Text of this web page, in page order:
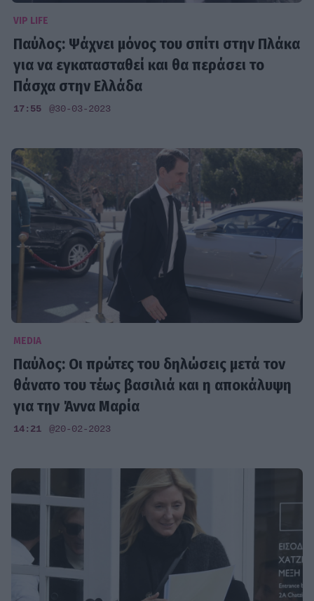
VIP LIFE
Παύλος: Ψάχνει μόνος του σπίτι στην Πλάκα
για να εγκατασταθεί και θα περάσει το
Πάσχα στην Ελλάδα
17:55 @30-03-2023
MEDIA
Παύλος: Οι πρώτες του δηλώσεις μετά τον
θάνατο του τέως βασιλιά και η αποκάλυψη
για την Άννα Μαρία
14:21 @20-02-2023